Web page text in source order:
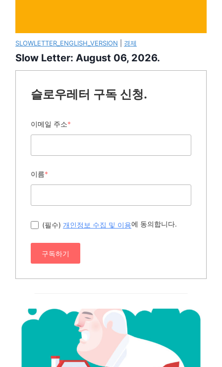
SLOWLETTER_ENGLISH_VERSION 경제
Slow Letter: August 06, 2026.
슬로우레터 구독 신청.
이메일 주소*
이름*
(필수) 개인정보 수집 및 이용에 동의합니다.
구독하기